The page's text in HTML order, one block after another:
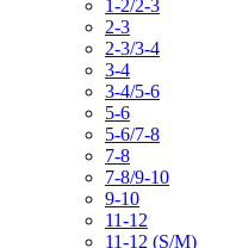
1-2/2-3
2-3
2-3/3-4
3-4
3-4/5-6
5-6
5-6/7-8
7-8
7-8/9-10
9-10
11-12
11-12 (S/M)